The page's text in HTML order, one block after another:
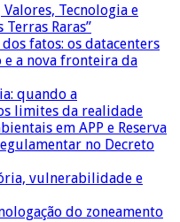
Tecnologia e
Raras”
fatos: os datacenters
a nova fronteira da
quando a
limites da realidade
em APP e Reserva
no Decreto
vulnerabilidade e
do zoneamento